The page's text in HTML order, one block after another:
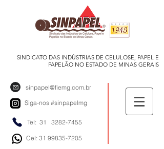
SINDICATO DAS INDÚSTRIAS DE CELULOSE, PAPEL E
PAPELÃO NO ESTADO DE MINAS GERAIS
sinpapel@fiemg.com.br
Siga-nos #sinpapelmg
Tel: 31 3282-7455
Cel: 31 99835-7205